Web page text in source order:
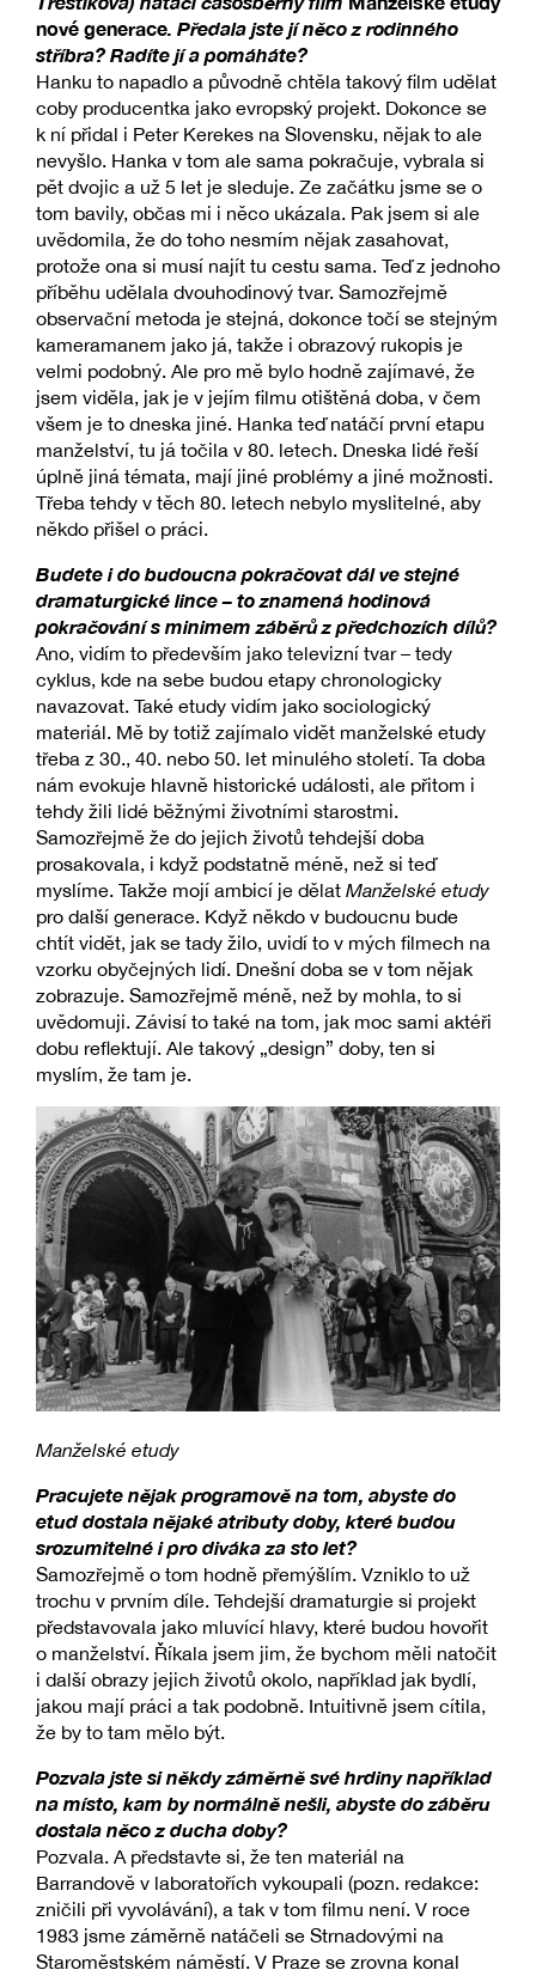
nové generace. Předala jste jí něco z rodinného
stříbra? Radíte jí a pomáháte?
Hanku to napadlo a původně chtěla takový film udělat
coby producentka jako evropský projekt. Dokonce se
k ní přidal i Peter Kerekes na Slovensku, nějak to ale
nevyšlo. Hanka v tom ale sama pokračuje, vybrala si
pět dvojic a už 5 let je sleduje. Ze začátku jsme se o
tom bavily, občas mi i něco ukázala. Pak jsem si ale
uvědomila, že do toho nesmím nějak zasahovat,
protože ona si musí najít tu cestu sama. Teď z jednoho
příběhu udělala dvouhodinový tvar. Samozřejmě
observační metoda je stejná, dokonce točí se stejným
kameramanem jako já, takže i obrazový rukopis je
velmi podobný. Ale pro mě bylo hodně zajímavé, že
jsem viděla, jak je v jejím filmu otištěná doba, v čem
všem je to dneska jiné. Hanka teď natáčí první etapu
manželství, tu já točila v 80. letech. Dneska lidé řeší
úplně jiná témata, mají jiné problémy a jiné možnosti.
Třeba tehdy v těch 80. letech nebylo myslitelné, aby
někdo přišel o práci.
Budete i do budoucna pokračovat dál ve stejné
dramaturgické lince – to znamená hodinová
pokračování s minimem záběrů z předchozích dílů?
Ano, vidím to především jako televizní tvar – tedy
cyklus, kde na sebe budou etapy chronologicky
navazovat. Také etudy vidím jako sociologický
materiál. Mě by totiž zajímalo vidět manželské etudy
třeba z 30., 40. nebo 50. let minulého století. Ta doba
nám evokuje hlavně historické události, ale přitom i
tehdy žili lidé běžnými životními starostmi.
Samozřejmě že do jejich životů tehdejší doba
prosakovala, i když podstatně méně, než si teď
myslíme. Takže mojí ambicí je dělat Manželské etudy
pro další generace. Když někdo v budoucnu bude
chtít vidět, jak se tady žilo, uvidí to v mých filmech na
vzorku obyčejných lidí. Dnešní doba se v tom nějak
zobrazuje. Samozřejmě méně, než by mohla, to si
uvědomuji. Závisí to také na tom, jak moc sami aktéři
dobu reflektují. Ale takový „design” doby, ten si
myslím, že tam je.
Manželské etudy
Pracujete nějak programově na tom, abyste do
etud dostala nějaké atributy doby, které budou
srozumitelné i pro diváka za sto let?
Samozřejmě o tom hodně přemýšlím. Vzniklo to už
trochu v prvním díle. Tehdejší dramaturgie si projekt
představovala jako mluvící hlavy, které budou hovořit
o manželství. Říkala jsem jim, že bychom měli natočit
i další obrazy jejich životů okolo, například jak bydlí,
jakou mají práci a tak podobně. Intuitivně jsem cítila,
že by to tam mělo být.
Pozvala jste si někdy záměrně své hrdiny například
na místo, kam by normálně nešli, abyste do záběru
dostala něco z ducha doby?
Pozvala. A představte si, že ten materiál na
Barrandově v laboratořích vykoupali (pozn. redakce:
zničili při vyvolávání), a tak v tom filmu není. V roce
1983 jsme záměrně natáčeli se Strnadovými na
Staroměstském náměstí. V Praze se zrovna konal